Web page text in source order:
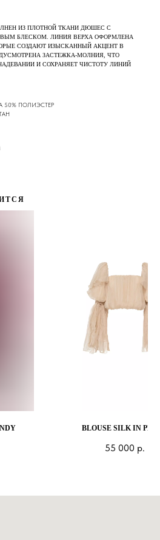
ИЗ ПЛОТНОЙ ТКАНИ ДЮШЕС С
БЛЕСКОМ. ЛИНИЯ ВЕРХА ОФОРМЛЕНА
СОЗДАЮТ ИЗЫСКАННЫЙ АКЦЕНТ В
ЗАСТЕЖКА-МОЛНИЯ, ЧТО
И СОХРАНЯЕТ ЧИСТОТУ ЛИНИЙ
50% ПОЛИЭСТЕР
BLOUSE SILK IN
55 000 р.